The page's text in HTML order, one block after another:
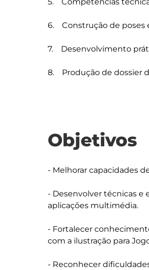
6.    Construção de
7.    Desenvolvimento
Objetivos
- Melhorar capacidades
- Desenvolver técnicas e
aplicações multimédia.
- Fortalecer
com a ilustração para
- Reconhecer